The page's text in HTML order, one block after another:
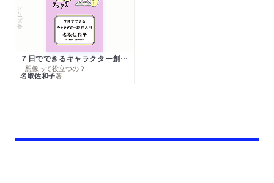
シリーズ・全集
７日でできるキャラクター創作入門
─想像って役立つの？
名取佐和子著